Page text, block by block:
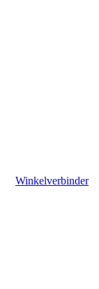
Winkelverbinder